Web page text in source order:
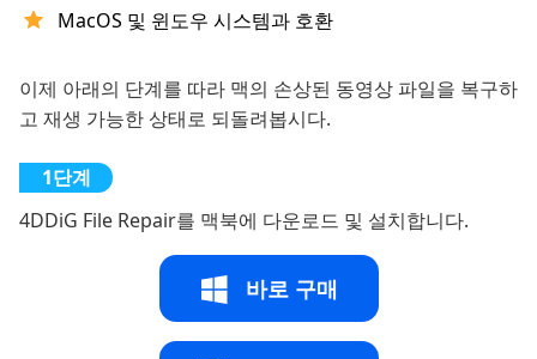
MacOS 및 윈도우 시스템과 호환
이제 아래의 단계를 따라 맥의 손상된 동영상 파일을 복구하
고 재생 가능한 상태로 되돌려봅시다.
4DDiG File Repair를 맥북에 다운로드 및 설치합니다.
바로 구매